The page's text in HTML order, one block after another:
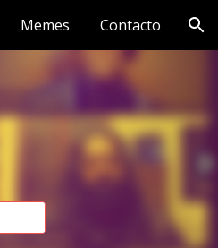
Memes Contacto